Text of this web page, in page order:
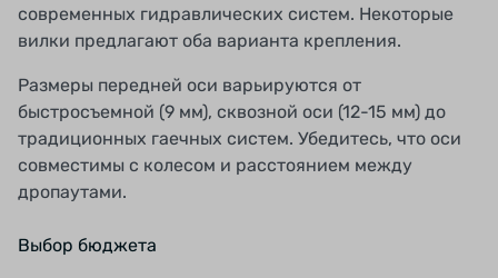
современных гидравлических систем. Некоторые
вилки предлагают оба варианта крепления.
Размеры передней оси варьируются от
быстросъемной (9 мм), сквозной оси (12-15 мм) до
традиционных гаечных систем. Убедитесь, что оси
совместимы с колесом и расстоянием между
дропаутами.
Выбор бюджета